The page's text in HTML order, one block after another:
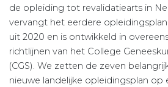
de opleiding tot revalidatiearts in
vervangt het eerdere opleidingsplan
uit 2020 en is ontwikkeld in
richtlijnen van het College
(CGS). We zetten de zeven
nieuwe landelijke opleidingsplan op